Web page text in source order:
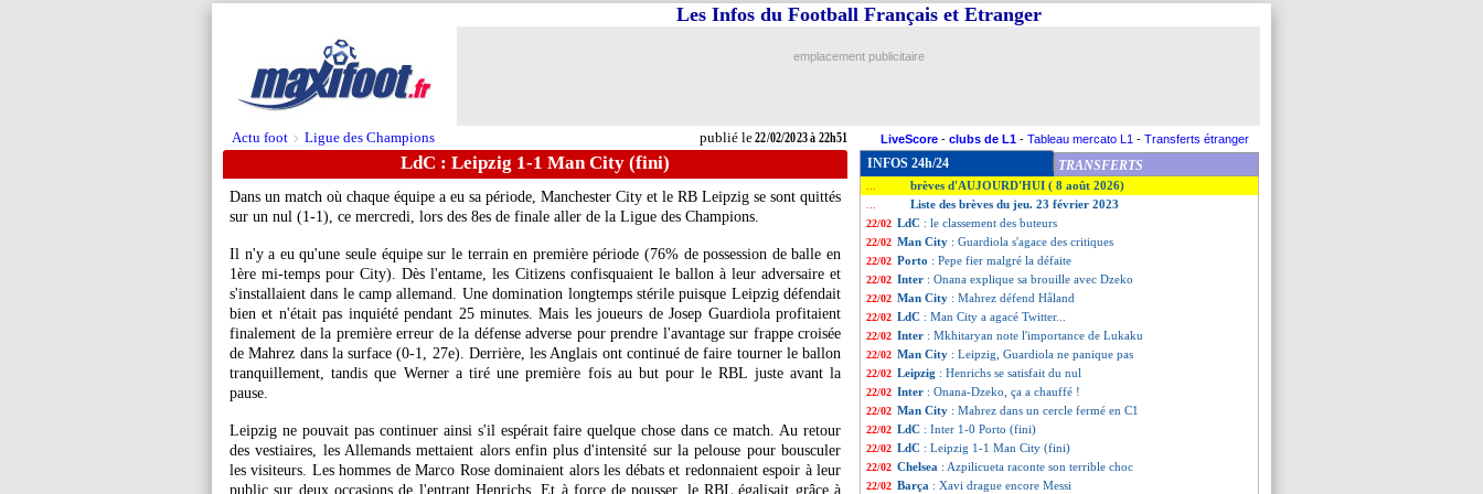
Actu foot > Ligue des Champions publié le22/02/2023 à 22h51
Les Infos du Football Français et Etranger
emplacement publicitaire
LiveScore - clubs de L1 - Tableau mercato L1 - Transferts étranger
LdC : Leipzig 1-1 Man City (fini)
Dans un match où chaque équipe a eu sa période, Manchester City et le RB Leipzig se sont quittés
sur un nul (1-1), ce mercredi, lors des 8es de finale aller de la Ligue des Champions.
Il n'y a eu qu'une seule équipe sur le terrain en première période (76% de possession de balle en
1ère mi-temps pour City). Dès l'entame, les Citizens confisquaient le ballon à leur adversaire et
s'installaient dans le camp allemand. Une domination longtemps stérile puisque Leipzig défendait
bien et n'était pas inquiété pendant 25 minutes. Mais les joueurs de Josep Guardiola profitaient
finalement de la première erreur de la défense adverse pour prendre l'avantage sur frappe croisée
de Mahrez dans la surface (0-1, 27e). Derrière, les Anglais ont continué de faire tourner le ballon
tranquillement, tandis que Werner a tiré une première fois au but pour le RBL juste avant la
pause.
Leipzig ne pouvait pas continuer ainsi s'il espérait faire quelque chose dans ce match. Au retour
des vestiaires, les Allemands mettaient alors enfin plus d'intensité sur la pelouse pour bousculer
les visiteurs. Les hommes de Marco Rose dominaient alors les débats et redonnaient espoir à leur
public sur deux occasions de l'entrant Henrichs. Et à force de pousser, le RBL égalisait grâce à
INFOS 24h/24 TRANSFERTS
brèves d'AUJOURD'HUI ( 8 août 2026)
Liste des brèves du jeu. 23 février 2023
22/02 LdC : le classement des buteurs
22/02 Man City : Guardiola s'agace des critiques
22/02 Porto : Pepe fier malgré la défaite
22/02 Inter : Onana explique sa brouille avec Dzeko
22/02 Man City : Mahrez défend Håland
22/02 LdC : Man City a agacé Twitter...
22/02 Inter : Mkhitaryan note l'importance de Lukaku
22/02 Man City : Leipzig, Guardiola ne panique pas
22/02 Leipzig : Henrichs se satisfait du nul
22/02 Inter : Onana-Dzeko, ça a chauffé !
22/02 Man City : Mahrez dans un cercle fermé en C1
22/02 LdC : Inter 1-0 Porto (fini)
22/02 LdC : Leipzig 1-1 Man City (fini)
22/02 Chelsea : Azpilicueta raconte son terrible choc
22/02 Barça : Xavi drague encore Messi